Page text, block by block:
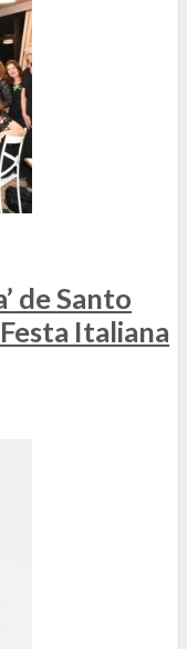
de Santo
Italiana